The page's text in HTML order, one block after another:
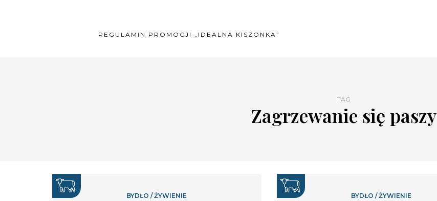
REGULAMIN PROMOCJI „IDEALNA KISZONKA”
TAG
Zagrzewanie się paszy
BYDŁO /ŻYWIENIE BYDŁO /ŻYWIENIE